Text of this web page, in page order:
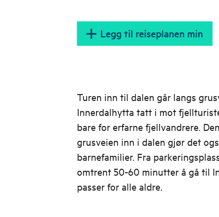
Legg til reiseplanen min
Turen inn til dalen går langs
Innerdalhytta tatt i mot
bare for erfarne fjellvandrere.
grusveien inn i dalen gjør det
barnefamilier. Fra
omtrent 50-60 minutter å gå til
passer for alle aldre.